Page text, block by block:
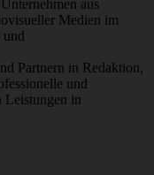
aus
Medien im
und
Partnern in Redaktion,
und
Leistungen in